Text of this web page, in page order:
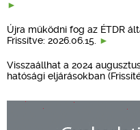
Újra működni fog az ÉTDR
Frissítve: 2026.06.15.
Visszaállhat a 2024
hatósági eljárásokban